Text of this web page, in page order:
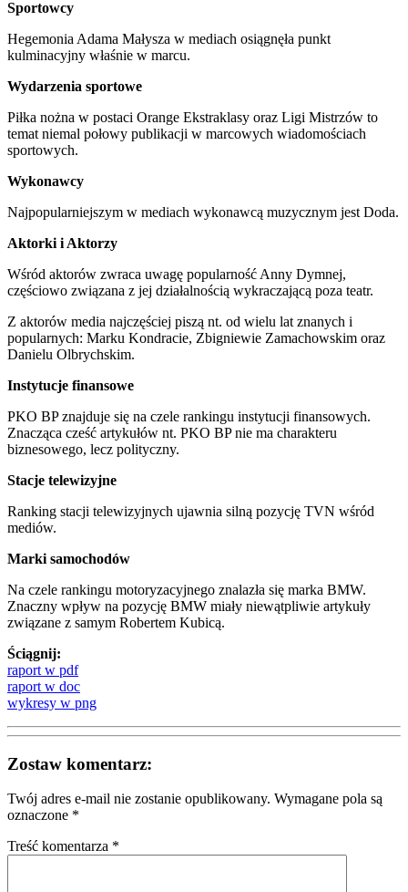
Sportowcy
Hegemonia Adama Małysza w mediach osiągnęła punkt
kulminacyjny właśnie w marcu.
Wydarzenia sportowe
Piłka nożna w postaci Orange Ekstraklasy oraz Ligi Mistrzów to
temat niemal połowy publikacji w marcowych wiadomościach
sportowych.
Wykonawcy
Najpopularniejszym w mediach wykonawcą muzycznym jest Doda.
Aktorki i Aktorzy
Wśród aktorów zwraca uwagę popularność Anny Dymnej,
częściowo związana z jej działalnością wykraczającą poza teatr.
Z aktorów media najczęściej piszą nt. od wielu lat znanych i
popularnych: Marku Kondracie, Zbigniewie Zamachowskim oraz
Danielu Olbrychskim.
Instytucje finansowe
PKO BP znajduje się na czele rankingu instytucji finansowych.
Znacząca cześć artykułów nt. PKO BP nie ma charakteru
biznesowego, lecz polityczny.
Stacje telewizyjne
Ranking stacji telewizyjnych ujawnia silną pozycję TVN wśród
mediów.
Marki samochodów
Na czele rankingu motoryzacyjnego znalazła się marka BMW.
Znaczny wpływ na pozycję BMW miały niewątpliwie artykuły
związane z samym Robertem Kubicą.
Ściągnij:
raport w pdf
raport w doc
wykresy w png
Zostaw komentarz:
Twój adres e-mail nie zostanie opublikowany. Wymagane pola są
oznaczone *
Treść komentarza *